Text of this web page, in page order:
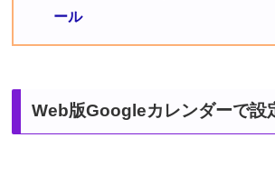
ール
Web版Googleカレンダーで設